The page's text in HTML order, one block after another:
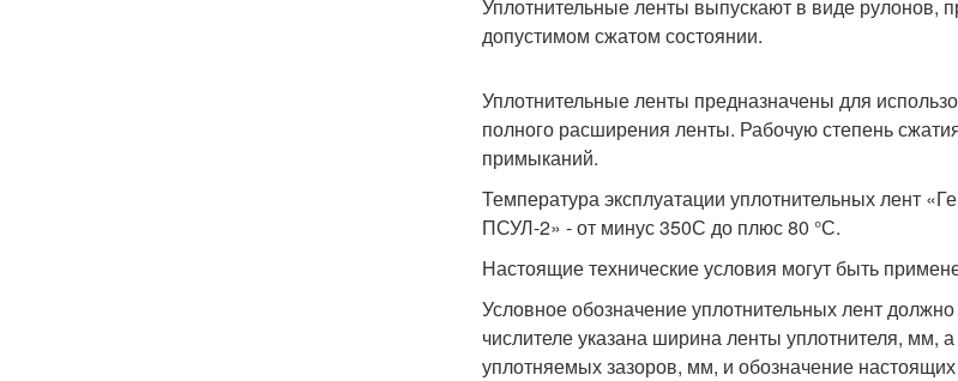
Уплотнительные ленты выпускают в виде рулонов,
допустимом сжатом состоянии.
Уплотнительные ленты предназначены для
полного расширения ленты. Рабочую степень
примыканий.
Температура эксплуатации уплотнительных лент
ПСУЛ-2» - от минус 350С до плюс 80 °С.
Настоящие технические условия могут быть
Условное обозначение уплотнительных лент
числителе указана ширина ленты уплотнителя, мм,
уплотняемых зазоров, мм, и обозначение настоящих